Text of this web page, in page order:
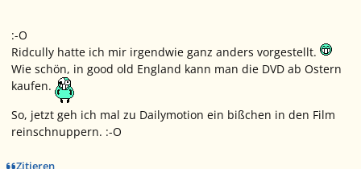
:-O
Ridcully hatte ich mir irgendwie ganz anders vorgestellt.
Wie schön, in good old England kann man die DVD ab Ostern
kaufen.
So, jetzt geh ich mal zu Dailymotion ein bißchen in den Film
reinschnuppern. :-O
Zitieren